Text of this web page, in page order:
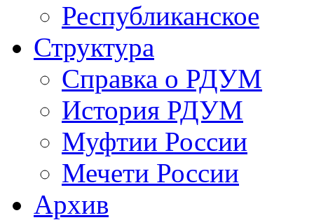
Республиканское
Структура
Справка о РДУМ
История РДУМ
Муфтии России
Мечети России
Архив